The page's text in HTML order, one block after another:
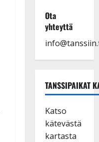
Ota
yhteyttä
TANSSIPAIKAT
Katso
kätevästä
kartasta